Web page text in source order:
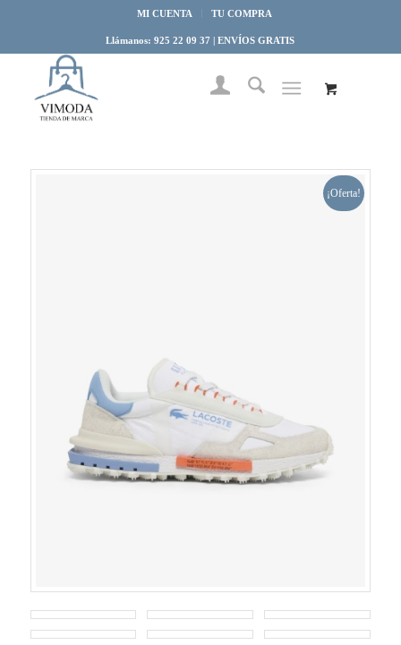
MI CUENTA TU COMPRA
Llámanos: 925 22 09 37 | ENVÍOS GRATIS
¡Oferta!